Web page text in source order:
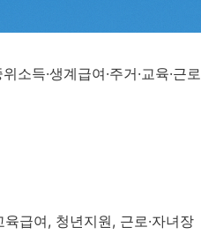
득·생계급여·주거·교육·근로
육급여, 청년지원, 근로·자녀장